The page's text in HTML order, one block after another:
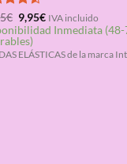
4.50
€ El
precio
original
era:
25,95€.
9,95€El
precio
actual
es:
9,95€.
IVA incluido
Inmediata (48-
ELÁSTICAS de la marca